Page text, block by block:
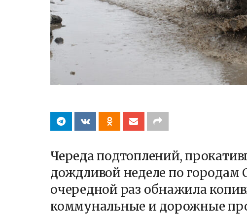
Череда подтоплений,
дождливой неделе по городам
очередной раз обнажила
коммунальные и дорожные